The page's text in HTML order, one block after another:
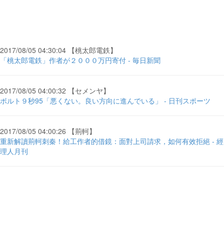
2017/08/05 04:30:04 【桃太郎電鉄】
「桃太郎電鉄」作者が２０００万円寄付 - 毎日新聞
2017/08/05 04:00:32 【セメンヤ】
ボルト９秒95「悪くない。良い方向に進んでいる」 - 日刊スポーツ
2017/08/05 04:00:26 【荊軻】
重新解讀荊軻刺秦！給工作者的借鏡：面對上司請求，如何有效拒絕 - 經
理人月刊